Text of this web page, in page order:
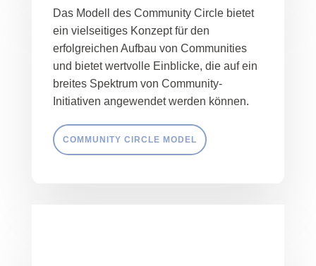
Das Modell des Community Circle bietet
ein vielseitiges Konzept für den
erfolgreichen Aufbau von Communities
und bietet wertvolle Einblicke, die auf ein
breites Spektrum von Community-
Initiativen angewendet werden können.
COMMUNITY CIRCLE MODEL